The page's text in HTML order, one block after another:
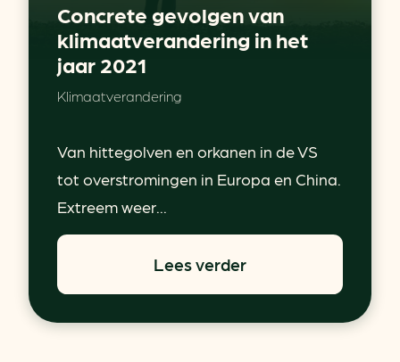
Concrete gevolgen van
klimaatverandering in het
jaar 2021
Klimaatverandering
Van hittegolven en orkanen in de VS
tot overstromingen in Europa en China.
Extreem weer...
Lees verder